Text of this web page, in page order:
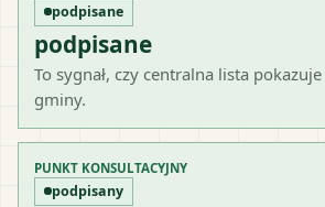
podpisane
podpisane
To sygnał, czy centralna lista
gminy.
PUNKT KONSULTACYJNY
podpisany